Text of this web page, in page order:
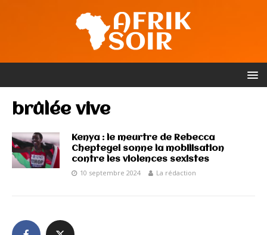
brûlée vive
Kenya : le meurtre de Rebecca
Cheptegei sonne la mobilisation
contre les violences sexistes
10 septembre 2024 La rédaction